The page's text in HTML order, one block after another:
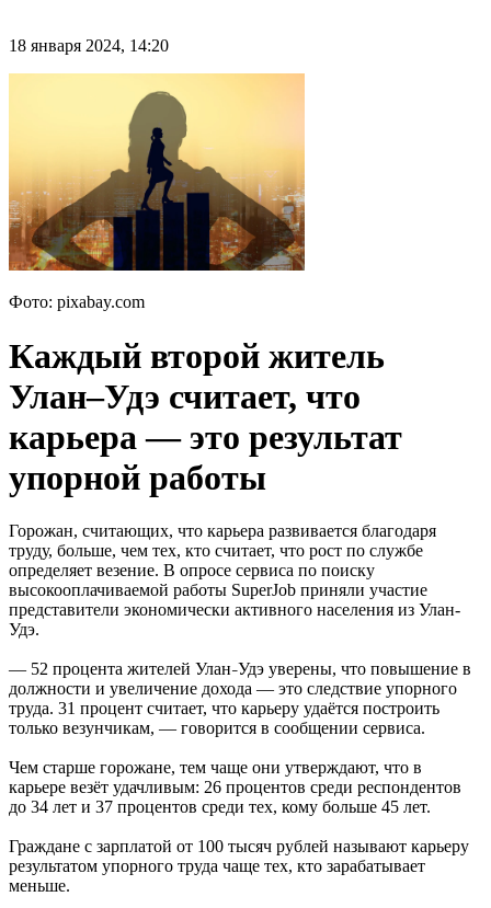
18 января 2024, 14:20
Фото: pixabay.com
Каждый второй житель
Улан–Удэ считает, что
карьера — это результат
упорной работы
Горожан, считающих, что карьера развивается благодаря
труду, больше, чем тех, кто считает, что рост по службе
определяет везение. В опросе сервиса по поиску
высокооплачиваемой работы SuperJob приняли участие
представители экономически активного населения из Улан-
Удэ.
— 52 процента жителей Улан–Удэ уверены, что повышение в
должности и увеличение дохода — это следствие упорного
труда. 31 процент считает, что карьеру удаётся построить
только везунчикам, — говорится в сообщении сервиса.
Чем старше горожане, тем чаще они утверждают, что в
карьере везёт удачливым: 26 процентов среди респондентов
до 34 лет и 37 процентов среди тех, кому больше 45 лет.
Граждане с зарплатой от 100 тысяч рублей называют карьеру
результатом упорного труда чаще тех, кто зарабатывает
меньше.